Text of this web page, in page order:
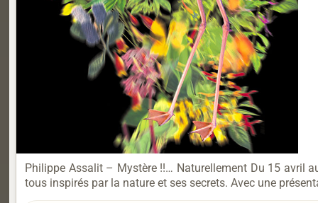
Philippe Assalit – Mystère !!… Naturellement Du 15 avril
tous inspirés par la nature et ses secrets. Avec une